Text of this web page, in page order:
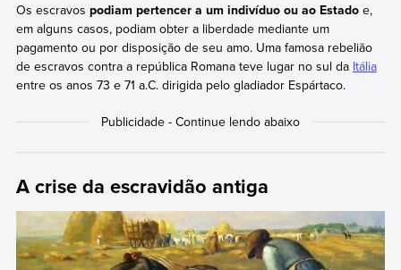
Os escravos podiam pertencer a um indivíduo ou ao Estadoe,
em alguns casos, podiam obter a liberdade mediante um
pagamento ou por disposição de seu amo. Uma famosa rebelião
de escravos contra a república Romana teve lugar no sul da Itália
entre os anos 73 e 71 a.C. dirigida pelo gladiador Espártaco.
A crise da escravidão antiga